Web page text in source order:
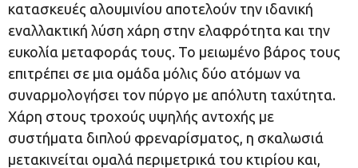
κατασκευές αλουμινίου αποτελούν την ιδανική
εναλλακτική λύση χάρη στην ελαφρότητα και την
ευκολία μεταφοράς τους. Το μειωμένο βάρος τους
επιτρέπει σε μια ομάδα μόλις δύο ατόμων να
συναρμολογήσει τον πύργο με απόλυτη ταχύτητα.
Χάρη στους τροχούς υψηλής αντοχής με
συστήματα διπλού φρεναρίσματος, η σκαλωσιά
μετακινείται ομαλά περιμετρικά του κτιρίου και,